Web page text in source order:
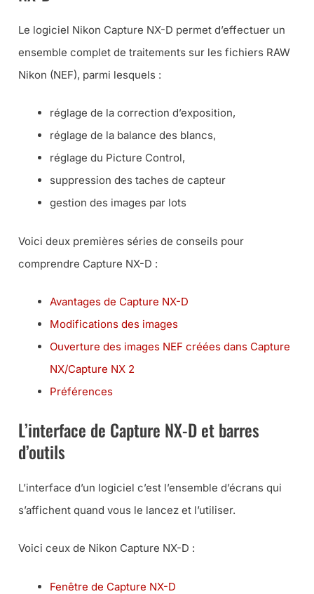
Le logiciel Nikon Capture NX-D permet d’effectuer un
ensemble complet de traitements sur les fichiers RAW
Nikon (NEF), parmi lesquels :
réglage de la correction d’exposition,
réglage de la balance des blancs,
réglage du Picture Control,
suppression des taches de capteur
gestion des images par lots
Voici deux premières séries de conseils pour
comprendre Capture NX-D :
Avantages de Capture NX-D
Modifications des images
Ouverture des images NEF créées dans Capture
NX/Capture NX 2
Préférences
L’interface de Capture NX-D et barres
d’outils
L’interface d’un logiciel c’est l’ensemble d’écrans qui
s’affichent quand vous le lancez et l’utiliser.
Voici ceux de Nikon Capture NX-D :
Fenêtre de Capture NX-D